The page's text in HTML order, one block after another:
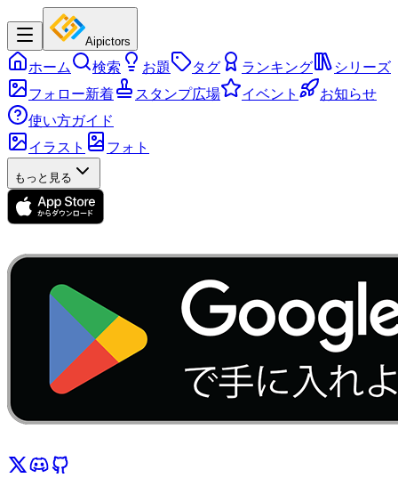
Aipictors
ホーム 検索 お題 タグ ランキング
シリーズ
フォロー新着
スタンプ広場 イベント
お知らせ
使い方ガイド
イラスト
フォト
もっと見る